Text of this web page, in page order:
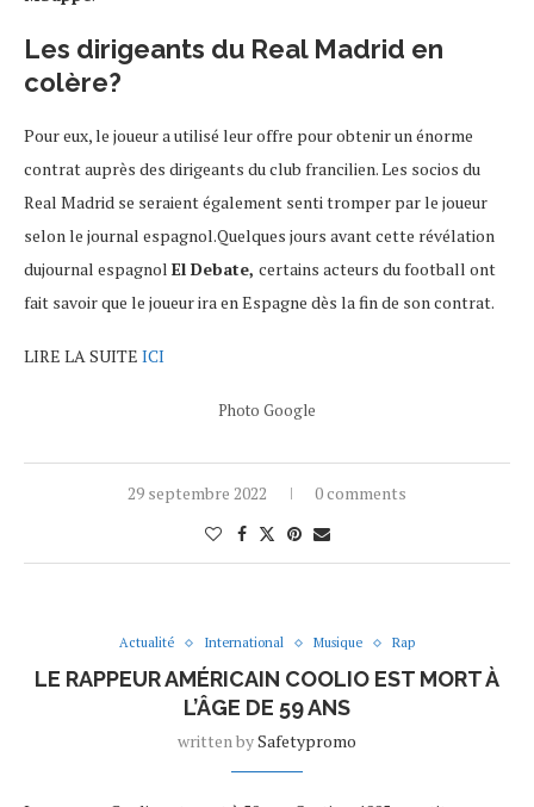
Les dirigeants du Real Madrid en
colère?
Pour eux, le joueur a utilisé leur offre pour obtenir un énorme
contrat auprès des dirigeants du club francilien. Les socios du
Real Madrid se seraient également senti tromper par le joueur
selon le journal espagnol.Quelques jours avant cette révélation
dujournal espagnol El Debate, certains acteurs du football ont
fait savoir que le joueur ira en Espagne dès la fin de son contrat.
LIRE LA SUITE ICI
Photo Google
29 septembre 2022 0 comments
Actualité International Musique Rap
LE RAPPEUR AMÉRICAIN COOLIO EST MORT À
L’ÂGE DE 59 ANS
written bySafetypromo